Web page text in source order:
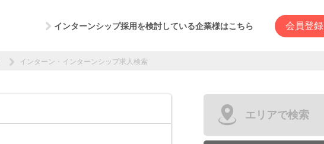
インターンシップ採用を検討している企業様はこちら 会員登録
インターン・インターンシップ求人検索
エリアで検索